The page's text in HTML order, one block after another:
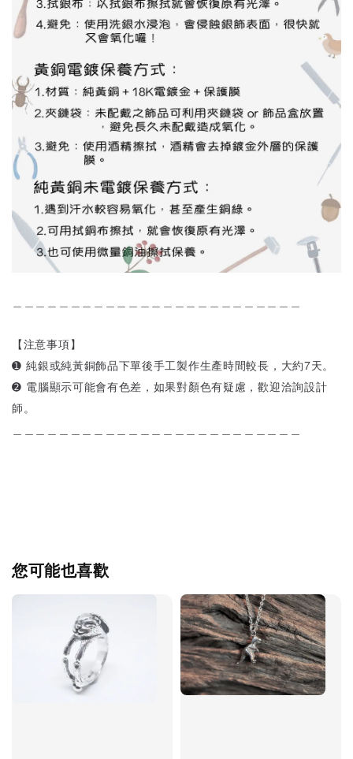
【注意事項】
➊ 純銀或純黃銅飾品下單後手工製作生產時間較長，大約7天。
➋ 電腦顯示可能會有色差，如果對顏色有疑慮，歡迎洽詢設計
師。
您可能也喜歡